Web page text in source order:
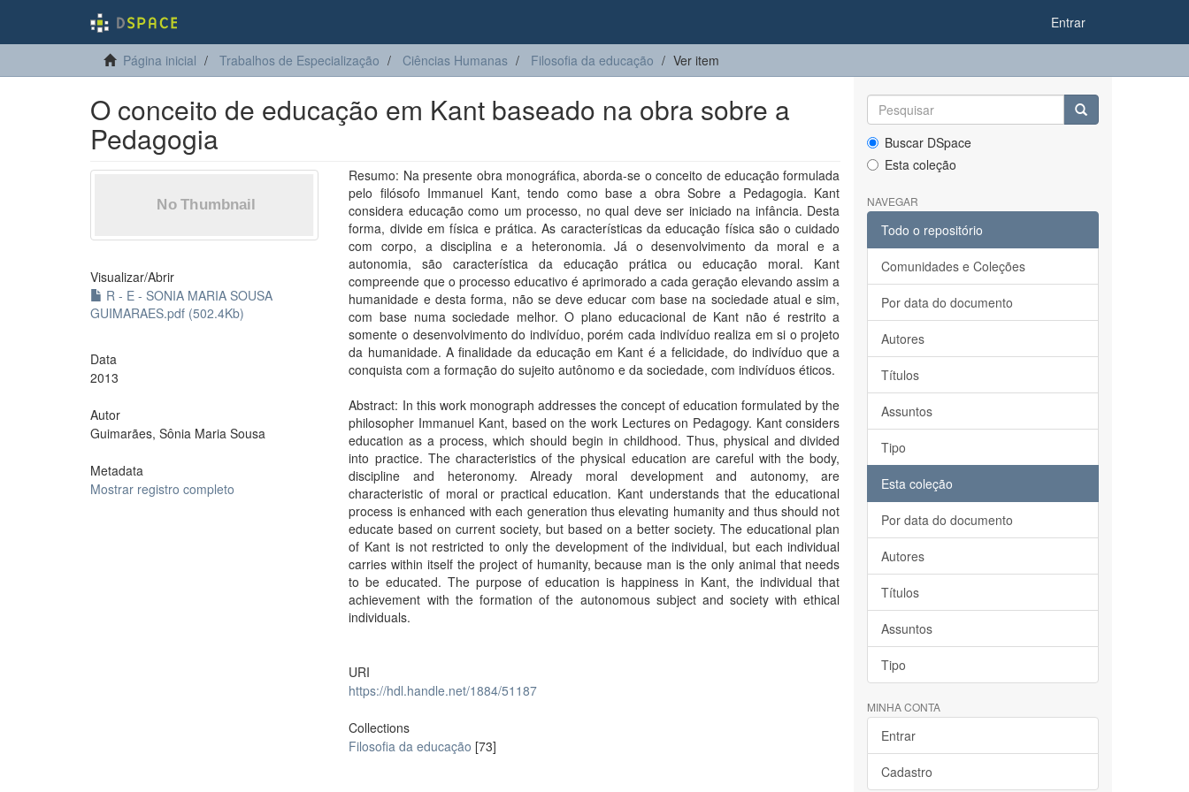
Entrar
Página inicial Trabalhos de Especialização Ciências Humanas Filosofia da educação Ver item
O conceito de educação em Kant baseado na obra sobre a
Pedagogia
Visualizar/Abrir
R - E - SONIA MARIA SOUSA
GUIMARAES.pdf (502.4Kb)
Data
2013
Autor
Guimarães, Sônia Maria Sousa
Metadata
Mostrar registro completo
Resumo: Na presente obra monográfica, aborda-se o conceito de educação formulada
pelo filósofo Immanuel Kant, tendo como base a obra Sobre a Pedagogia. Kant
considera educação como um processo, no qual deve ser iniciado na infância. Desta
forma, divide em física e prática. As características da educação física são o cuidado
com corpo, a disciplina e a heteronomia. Já o desenvolvimento da moral e a
autonomia, são característica da educação prática ou educação moral. Kant
compreende que o processo educativo é aprimorado a cada geração elevando assim a
humanidade e desta forma, não se deve educar com base na sociedade atual e sim,
com base numa sociedade melhor. O plano educacional de Kant não é restrito a
somente o desenvolvimento do indivíduo, porém cada indivíduo realiza em si o projeto
da humanidade. A finalidade da educação em Kant é a felicidade, do indivíduo que a
conquista com a formação do sujeito autônomo e da sociedade, com indivíduos éticos.
Abstract: In this work monograph addresses the concept of education formulated by the
philosopher Immanuel Kant, based on the work Lectures on Pedagogy. Kant considers
education as a process, which should begin in childhood. Thus, physical and divided
into practice. The characteristics of the physical education are careful with the body,
discipline and heteronomy. Already moral development and autonomy, are
characteristic of moral or practical education. Kant understands that the educational
process is enhanced with each generation thus elevating humanity and thus should not
educate based on current society, but based on a better society. The educational plan
of Kant is not restricted to only the development of the individual, but each individual
carries within itself the project of humanity, because man is the only animal that needs
to be educated. The purpose of education is happiness in Kant, the individual that
achievement with the formation of the autonomous subject and society with ethical
individuals.
URI
https://hdl.handle.net/1884/51187
Collections
Filosofia da educação [73]
Buscar DSpace
Esta coleção
NAVEGAR
Todo o repositório
Comunidades e Coleções
Por data do documento
Autores
Títulos
Assuntos
Tipo
Esta coleção
Por data do documento
Autores
Títulos
Assuntos
Tipo
MINHA CONTA
Entrar
Cadastro